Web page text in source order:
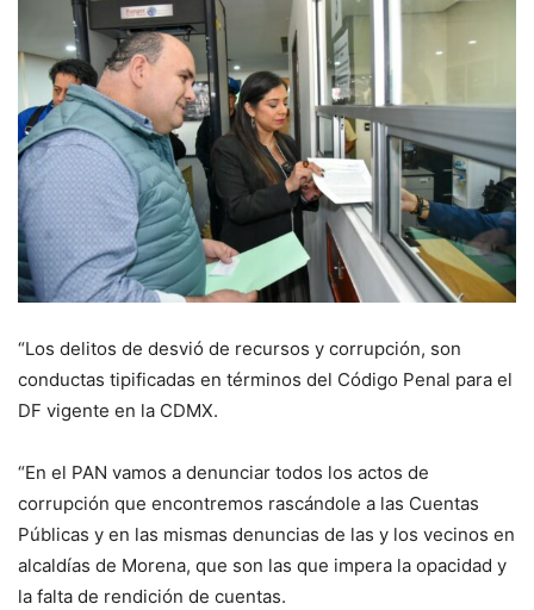
“Los delitos de desvió de recursos y corrupción, son
conductas tipificadas en términos del Código Penal para el
DF vigente en la CDMX.
“En el PAN vamos a denunciar todos los actos de
corrupción que encontremos rascándole a las Cuentas
Públicas y en las mismas denuncias de las y los vecinos en
alcaldías de Morena, que son las que impera la opacidad y
la falta de rendición de cuentas.